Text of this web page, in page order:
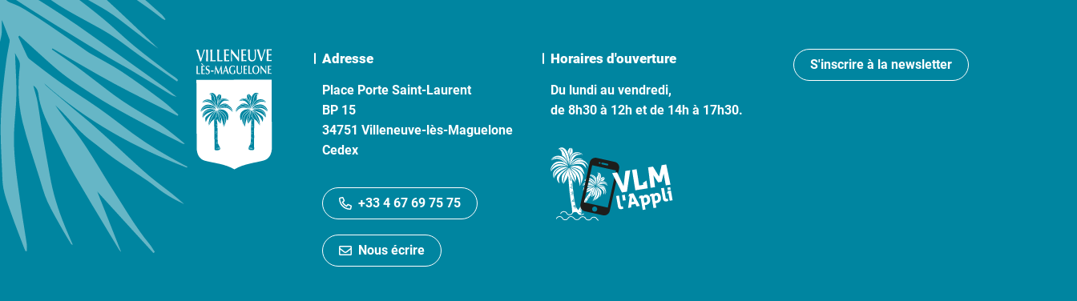
Adresse
Place Porte Saint-Laurent
BP 15
34751 Villeneuve-lès-Maguelone
Cedex
+33 4 67 69 75 75
Nous écrire
Horaires d'ouverture
Du lundi au vendredi,
de 8h30 à 12h et de 14h à 17h30.
S'inscrire à la newsletter